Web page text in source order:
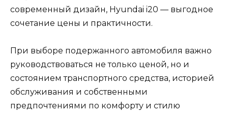
современный дизайн, Hyundai i20 — выгодное
сочетание цены и практичности.
При выборе подержанного автомобиля важно
руководствоваться не только ценой, но и
состоянием транспортного средства, историей
обслуживания и собственными
предпочтениями по комфорту и стилю